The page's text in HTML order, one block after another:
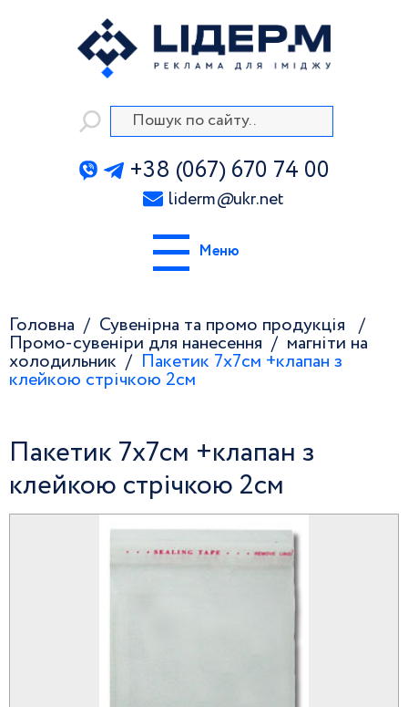
+38 (067) 670 74 00
liderm@ukr.net
Меню
Головна
Сувенірна та промо продукція
Промо-сувеніри для нанесення
магніти на
холодильник
Пакетик 7х7см +клапан з
клейкою стрічкою 2см
Пакетик 7х7см +клапан з
клейкою стрічкою 2см